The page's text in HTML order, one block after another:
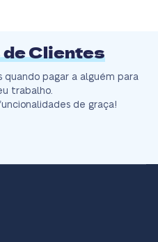
Clientes
quando pagar a alguém para
trabalho.
de graça!